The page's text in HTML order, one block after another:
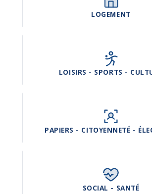
LOGEMENT
LOISIRS - SPORTS -
PAPIERS - CITOYENNETÉ -
SOCIAL - SANTÉ